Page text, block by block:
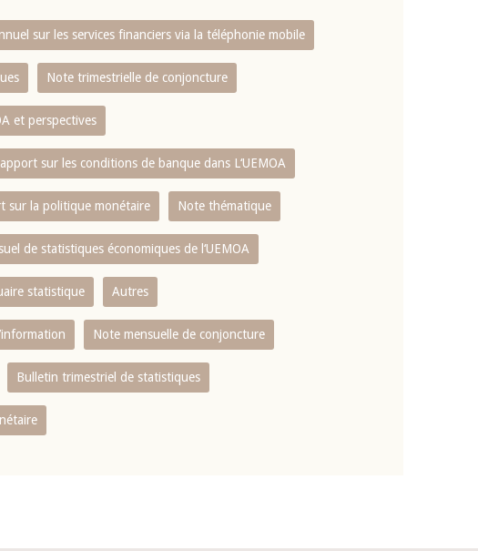
sur les services financiers via la téléphonie mobile
Note trimestrielle de conjoncture
et perspectives
sur les conditions de banque dans L‘UEMOA
sur la politique monétaire Note thématique
de statistiques économiques de l‘UEMOA
statistique Autres
Note mensuelle de conjoncture
Bulletin trimestriel de statistiques